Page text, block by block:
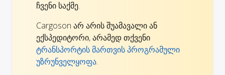
ჩვენი საქმე.
Cargoson არ არის შუამავალი ან
ექსპედიტორი, არამედ თქვენი
ტრანსპორტის მართვის პროგრამული
უზრუნველყოფა.